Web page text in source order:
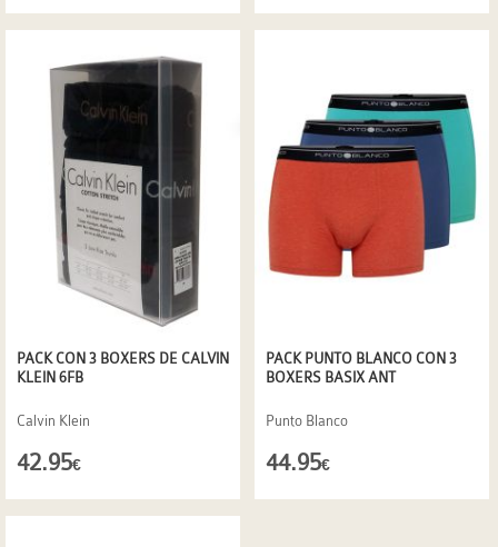
PACK CON 3 BOXERS DE CALVIN
KLEIN 6FB
Calvin Klein
42.95€
PACK PUNTO BLANCO CON 3
BOXERS BASIX ANT
Punto Blanco
44.95€